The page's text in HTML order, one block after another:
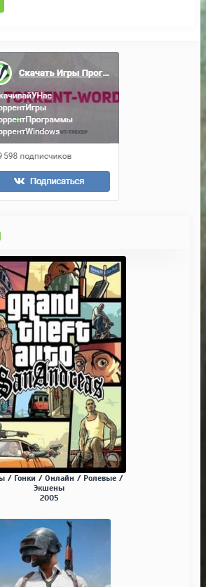
/ Гонки / Онлайн / Ролевые /
Экшены
2005